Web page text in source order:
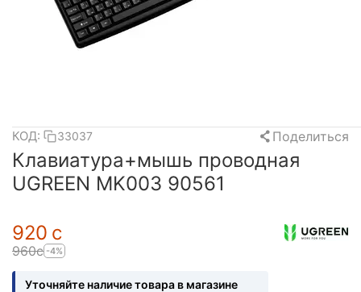
КОД: 33037 Поделиться
Клавиатура+мышь проводная
UGREEN MK003 90561
‍920‍ с
‍960‍с -4%
Уточняйте наличие товара в магазине